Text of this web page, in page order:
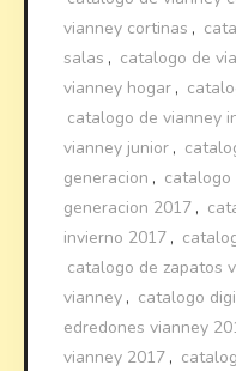
vianney cortinas ,
salas , catalogo de
vianney hogar ,
catalogo de vianney
vianney junior ,
generacion , catalogo
generacion 2017 ,
invierno 2017 ,
catalogo de zapatos
vianney , catalogo
edredones vianney
vianney 2017 ,